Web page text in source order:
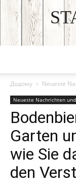
Додому Neueste
Neueste Nachrichten
Garten
wie Sie
den